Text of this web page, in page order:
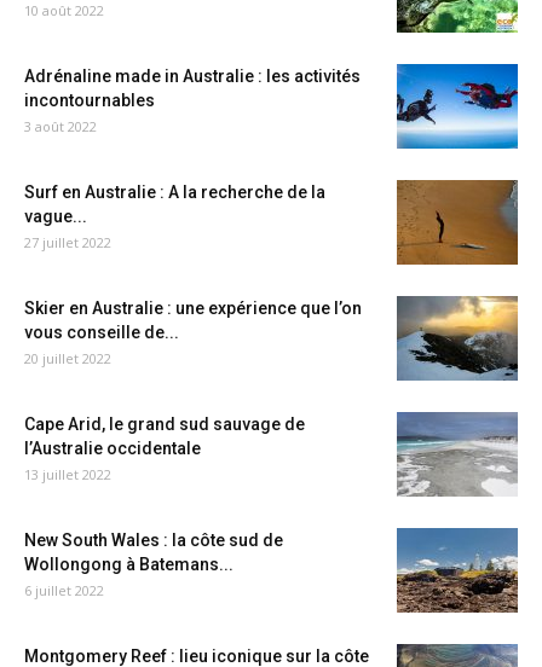
10 août 2022
Adrénaline made in Australie : les activités
incontournables
3 août 2022
Surf en Australie : A la recherche de la
vague...
27 juillet 2022
Skier en Australie : une expérience que l’on
vous conseille de...
20 juillet 2022
Cape Arid, le grand sud sauvage de
l’Australie occidentale
13 juillet 2022
New South Wales : la côte sud de
Wollongong à Batemans...
6 juillet 2022
Montgomery Reef : lieu iconique sur la côte